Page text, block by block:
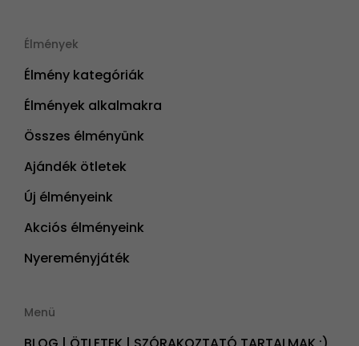
Élmények
Élmény kategóriák
Élmények alkalmakra
Összes élményünk
Ajándék ötletek
Új élményeink
Akciós élményeink
Nyereményjáték
Menü